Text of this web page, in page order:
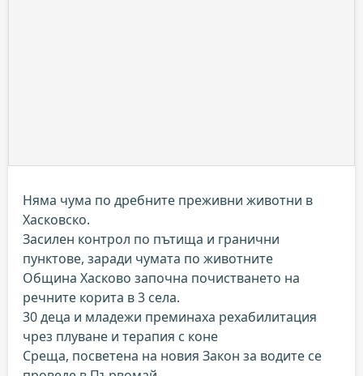
Няма чума по дребните преживни животни в
Хасковско.
Засилен контрол по пътища и гранични
пунктове, заради чумата по животните
Община Хасково започна почистването на
речните корита в 3 села.
30 деца и младежи преминаха рехабилитация
чрез плуване и терапия с коне
Среща, посветена на новия Закон за водите се